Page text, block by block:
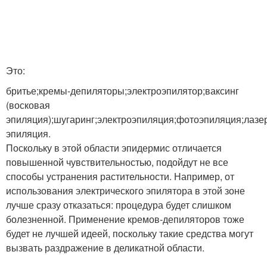
Лобковые волосы Интимные зоны
Это:
бритье;кремы-депиляторы;электроэпилятор;ваксинг
(восковая
эпиляция.
Поскольку в этой области эпидермис отличается
повышенной чувствительностью, подойдут не все
способы устранения растительности. Например, от
использования электрического эпилятора в этой зоне
лучше сразу отказаться: процедура будет слишком
болезненной. Применение кремов-депиляторов тоже
будет не лучшей идеей, поскольку такие средства могут
вызвать раздражение в деликатной области.